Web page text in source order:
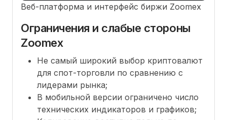
Веб-платформа и интерфейс биржи Zoomex
Ограничения и слабые стороны
Zoomex
Не самый широкий выбор криптовалют
для спот-торговли по сравнению с
лидерами рынка;
В мобильной версии ограничено число
технических индикаторов и графиков;